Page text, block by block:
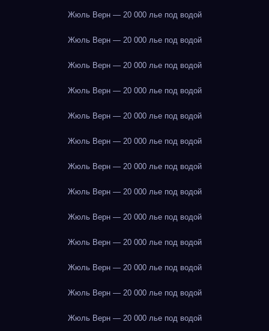
Жюль Верн — 20 000 лье под водой
Жюль Верн — 20 000 лье под водой
Жюль Верн — 20 000 лье под водой
Жюль Верн — 20 000 лье под водой
Жюль Верн — 20 000 лье под водой
Жюль Верн — 20 000 лье под водой
Жюль Верн — 20 000 лье под водой
Жюль Верн — 20 000 лье под водой
Жюль Верн — 20 000 лье под водой
Жюль Верн — 20 000 лье под водой
Жюль Верн — 20 000 лье под водой
Жюль Верн — 20 000 лье под водой
Жюль Верн — 20 000 лье под водой